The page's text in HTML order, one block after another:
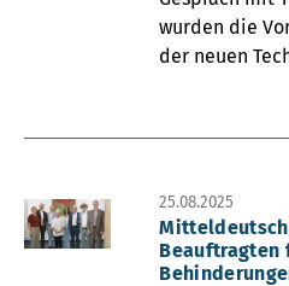
wurden die
der neuen
25.08.2025
Beauftragten